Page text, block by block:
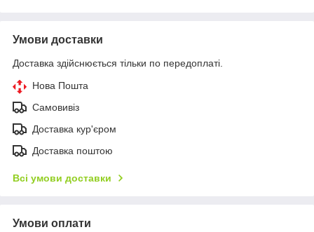
Умови доставки
Доставка здійснюється тільки по передоплаті.
Нова Пошта
Самовивіз
Доставка кур'єром
Доставка поштою
Всі умови доставки
Умови оплати